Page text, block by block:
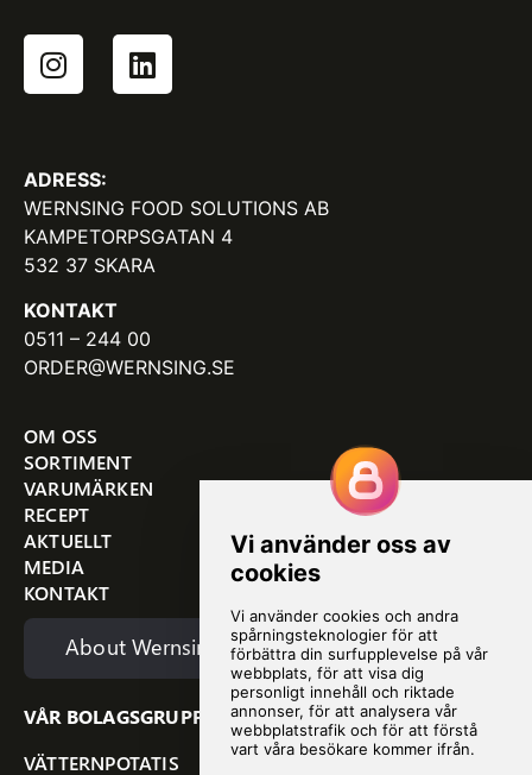
ADRESS:
WERNSING FOOD SOLUTIONS AB
KAMPETORPSGATAN 4
532 37 SKARA
KONTAKT
0511 – 244 00
ORDER@WERNSING.SE
OM OSS
SORTIMENT
VARUMÄRKEN
RECEPT
AKTUELLT
MEDIA
KONTAKT
About Wernsing
VÅR BOLAGSGRUPP
VÄTTERNPOTATIS